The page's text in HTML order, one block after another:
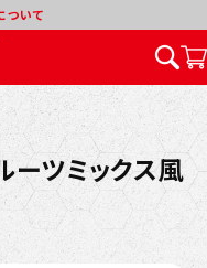
ついて
ーツミックス風